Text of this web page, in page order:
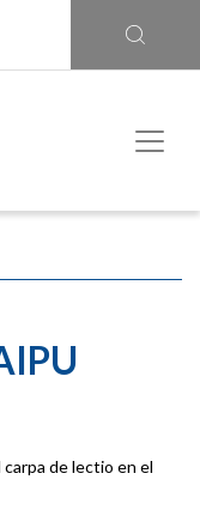
carpa de lectio en el